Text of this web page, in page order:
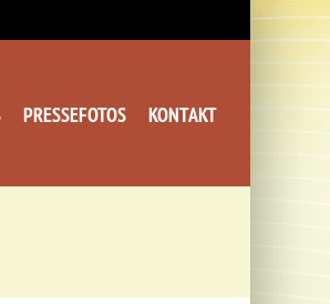
PRESSEFOTOS KONTAKT